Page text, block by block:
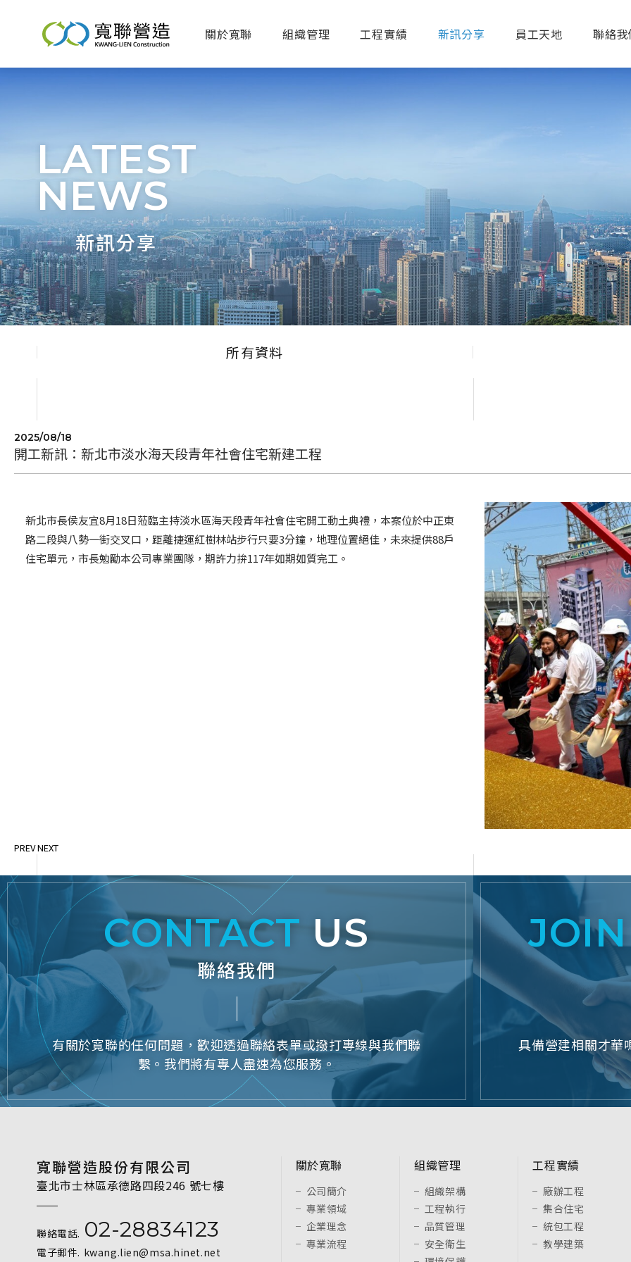
關於寬聯 組織管理 工程實績 新訊分享 員工天地 聯絡
LATEST
NEWS
新訊分享
所有資料
2025/08/18
開工新訊：新北市淡水海天段青年社會住宅新建工程
新北市長侯友宜8月18日蒞臨主持淡水區海天段青年社會住宅開工動土典禮，本案位於中正東
路二段與八勢一街交叉口，距離捷運紅樹林站步行只要3分鐘，地理位置絕佳，未來提供88戶
住宅單元，市長勉勵本公司專業團隊，期許力拚117年如期如質完工。
PREVNEXT
CONTACT US
聯絡我們
有關於寬聯的任何問題，歡迎透過聯絡表單或撥打專線與我們聯
繫。我們將有專人盡速為您服務。
JOIN
具備營建相關才華
寬聯營造股份有限公司
臺北市士林區承德路四段246 號七樓
聯絡電話. 02-28834123
電子郵件. kwang.lien@msa.hinet.net
關於寬聯
公司簡介
專業領域
企業理念
專業流程
組織管理
組織架構
工程執行
品質管理
安全衛生
工程實績
廠辦工程
集合住宅
統包工程
教學建築